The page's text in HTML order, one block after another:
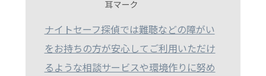
ナイトセーフ探偵では難聴などの障がい
をお持ちの方が安心してご利用いただけ
るような相談サービスや環境作りに努め